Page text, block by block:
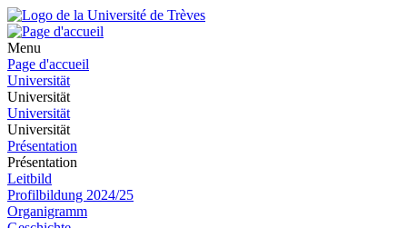
Menu
Page d'accueil
Universität
Universität
Universität
Universität
Présentation
Présentation
Leitbild
Profilbildung 2024/25
Organigramm